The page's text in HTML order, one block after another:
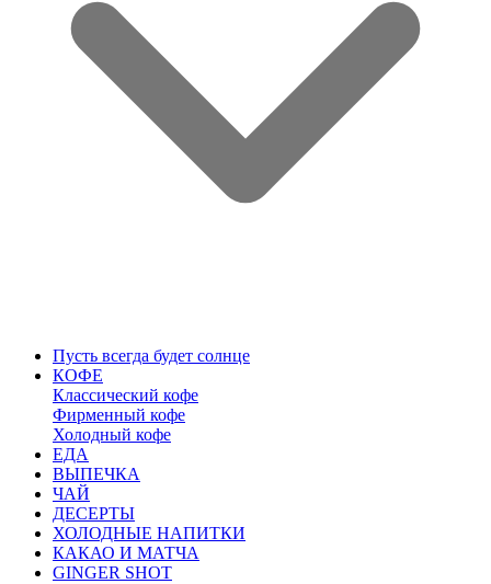
Пусть всегда будет солнце
КОФЕ
Классический кофе
Фирменный кофе
Холодный кофе
ЕДА
ВЫПЕЧКА
ЧАЙ
ДЕСЕРТЫ
ХОЛОДНЫЕ НАПИТКИ
КАКАО И МАТЧА
GINGER SHOT